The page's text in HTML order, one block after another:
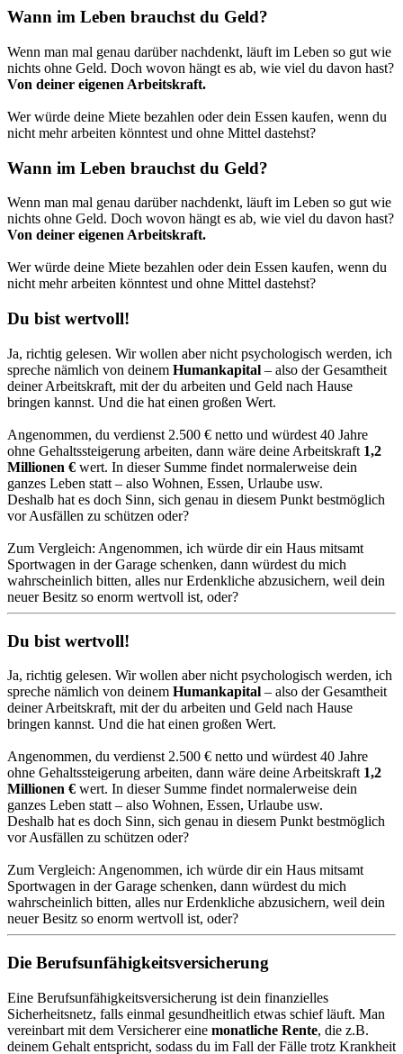
Wann im Leben brauchst du Geld?
Wenn man mal genau darüber nachdenkt, läuft im Leben so gut wie
nichts ohne Geld. Doch wovon hängt es ab, wie viel du davon hast?
Von deiner eigenen Arbeitskraft.
Wer würde deine Miete bezahlen oder dein Essen kaufen, wenn du
nicht mehr arbeiten könntest und ohne Mittel dastehst?
Wann im Leben brauchst du Geld?
Wenn man mal genau darüber nachdenkt, läuft im Leben so gut wie
nichts ohne Geld. Doch wovon hängt es ab, wie viel du davon hast?
Von deiner eigenen Arbeitskraft.
Wer würde deine Miete bezahlen oder dein Essen kaufen, wenn du
nicht mehr arbeiten könntest und ohne Mittel dastehst?
Du bist wertvoll!
Ja, richtig gelesen. Wir wollen aber nicht psychologisch werden, ich
spreche nämlich von deinem Humankapital – also der Gesamtheit
deiner Arbeitskraft, mit der du arbeiten und Geld nach Hause
bringen kannst. Und die hat einen großen Wert.
Angenommen, du verdienst 2.500 € netto und würdest 40 Jahre
ohne Gehaltssteigerung arbeiten, dann wäre deine Arbeitskraft 1,2
Millionen € wert. In dieser Summe findet normalerweise dein
ganzes Leben statt – also Wohnen, Essen, Urlaube usw.
Deshalb hat es doch Sinn, sich genau in diesem Punkt bestmöglich
vor Ausfällen zu schützen oder?
Zum Vergleich: Angenommen, ich würde dir ein Haus mitsamt
Sportwagen in der Garage schenken, dann würdest du mich
wahrscheinlich bitten, alles nur Erdenkliche abzusichern, weil dein
neuer Besitz so enorm wertvoll ist, oder?
Du bist wertvoll!
Ja, richtig gelesen. Wir wollen aber nicht psychologisch werden, ich
spreche nämlich von deinem Humankapital – also der Gesamtheit
deiner Arbeitskraft, mit der du arbeiten und Geld nach Hause
bringen kannst. Und die hat einen großen Wert.
Angenommen, du verdienst 2.500 € netto und würdest 40 Jahre
ohne Gehaltssteigerung arbeiten, dann wäre deine Arbeitskraft 1,2
Millionen € wert. In dieser Summe findet normalerweise dein
ganzes Leben statt – also Wohnen, Essen, Urlaube usw.
Deshalb hat es doch Sinn, sich genau in diesem Punkt bestmöglich
vor Ausfällen zu schützen oder?
Zum Vergleich: Angenommen, ich würde dir ein Haus mitsamt
Sportwagen in der Garage schenken, dann würdest du mich
wahrscheinlich bitten, alles nur Erdenkliche abzusichern, weil dein
neuer Besitz so enorm wertvoll ist, oder?
Die Berufsunfähigkeitsversicherung
Eine Berufsunfähigkeitsversicherung ist dein finanzielles
Sicherheitsnetz, falls einmal gesundheitlich etwas schief läuft. Man
vereinbart mit dem Versicherer eine monatliche Rente, die z.B.
deinem Gehalt entspricht, sodass du im Fall der Fälle trotz Krankheit